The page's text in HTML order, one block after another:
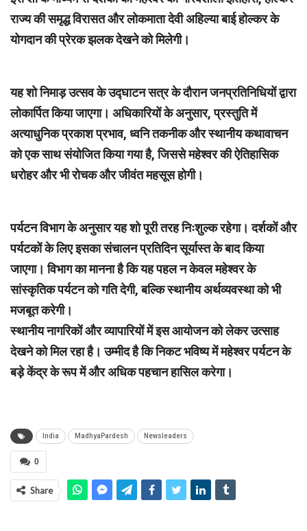
राज्य की समृद्ध विरासत और लोकमाता देवी अहिल्या बाई होल्कर के
योगदान की प्रेरक झलक देखने को मिलेगी।
यह शो निमाड़ उत्सव के उद्घाटन सत्र के दौरान जनप्रतिनिधियों द्वारा
लोकार्पित किया जाएगा। अधिकारियों के अनुसार, प्रस्तुति में
अत्याधुनिक प्रकाश प्रभाव, ध्वनि तकनीक और स्थानीय कथावाचन
को एक साथ संयोजित किया गया है, जिससे महेश्वर की ऐतिहासिक
धरोहर और भी रोचक और जीवंत महसूस होगी।
पर्यटन विभाग के अनुसार यह शो पूरी तरह निःशुल्क रहेगा। दर्शकों और
पर्यटकों के लिए इसका संचालन प्रतिदिन सूर्यास्त के बाद किया
जाएगा। विभाग का मानना है कि यह पहल न केवल महेश्वर के
सांस्कृतिक पर्यटन को गति देगी, बल्कि स्थानीय अर्थव्यवस्था को भी
मजबूत करेगी।
स्थानीय नागरिकों और व्यापारियों में इस आयोजन को लेकर उत्साह
देखने को मिल रहा है। उम्मीद है कि निकट भविष्य में महेश्वर पर्यटन के
बड़े केंद्र के रूप में और अधिक पहचान हासिल करेगा।
India MadhyaPardesh Newsleaders
0
Share